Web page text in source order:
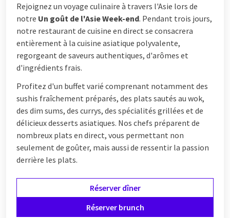
Rejoignez un voyage culinaire à travers l'Asie lors de
notre Un goût de l'Asie Week-end. Pendant trois jours,
notre restaurant de cuisine en direct se consacrera
entièrement à la cuisine asiatique polyvalente,
regorgeant de saveurs authentiques, d'arômes et
d'ingrédients frais.
Profitez d'un buffet varié comprenant notamment des
sushis fraîchement préparés, des plats sautés au wok,
des dim sums, des currys, des spécialités grillées et de
délicieux desserts asiatiques. Nos chefs préparent de
nombreux plats en direct, vous permettant non
seulement de goûter, mais aussi de ressentir la passion
derrière les plats.
Réserver dîner
Réserver brunch